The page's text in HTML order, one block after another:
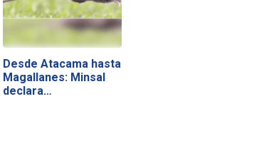
Desde Atacama hasta
Magallanes: Minsal
declara…